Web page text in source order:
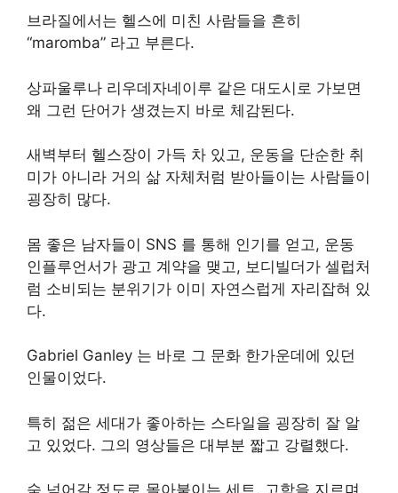
브라질에서는 헬스에 미친 사람들을 흔히
“maromba” 라고 부른다.
상파울루나 리우데자네이루 같은 대도시로 가보면
왜 그런 단어가 생겼는지 바로 체감된다.
새벽부터 헬스장이 가득 차 있고, 운동을 단순한 취
미가 아니라 거의 삶 자체처럼 받아들이는 사람들이
굉장히 많다.
몸 좋은 남자들이 SNS 를 통해 인기를 얻고, 운동
인플루언서가 광고 계약을 맺고, 보디빌더가 셀럽처
럼 소비되는 분위기가 이미 자연스럽게 자리잡혀 있
다.
Gabriel Ganley 는 바로 그 문화 한가운데에 있던
인물이었다.
특히 젊은 세대가 좋아하는 스타일을 굉장히 잘 알
고 있었다. 그의 영상들은 대부분 짧고 강렬했다.